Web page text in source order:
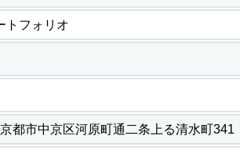
トフォリオ
都市中京区河原町通二条上る清水町341